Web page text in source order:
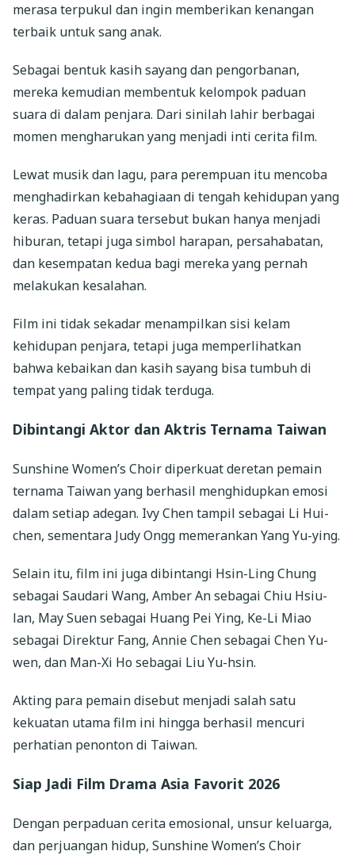
merasa terpukul dan ingin memberikan kenangan
terbaik untuk sang anak.
Sebagai bentuk kasih sayang dan pengorbanan,
mereka kemudian membentuk kelompok paduan
suara di dalam penjara. Dari sinilah lahir berbagai
momen mengharukan yang menjadi inti cerita film.
Lewat musik dan lagu, para perempuan itu mencoba
menghadirkan kebahagiaan di tengah kehidupan yang
keras. Paduan suara tersebut bukan hanya menjadi
hiburan, tetapi juga simbol harapan, persahabatan,
dan kesempatan kedua bagi mereka yang pernah
melakukan kesalahan.
Film ini tidak sekadar menampilkan sisi kelam
kehidupan penjara, tetapi juga memperlihatkan
bahwa kebaikan dan kasih sayang bisa tumbuh di
tempat yang paling tidak terduga.
Dibintangi Aktor dan Aktris Ternama Taiwan
Sunshine Women’s Choir diperkuat deretan pemain
ternama Taiwan yang berhasil menghidupkan emosi
dalam setiap adegan. Ivy Chen tampil sebagai Li Hui-
chen, sementara Judy Ongg memerankan Yang Yu-ying.
Selain itu, film ini juga dibintangi Hsin-Ling Chung
sebagai Saudari Wang, Amber An sebagai Chiu Hsiu-
lan, May Suen sebagai Huang Pei Ying, Ke-Li Miao
sebagai Direktur Fang, Annie Chen sebagai Chen Yu-
wen, dan Man-Xi Ho sebagai Liu Yu-hsin.
Akting para pemain disebut menjadi salah satu
kekuatan utama film ini hingga berhasil mencuri
perhatian penonton di Taiwan.
Siap Jadi Film Drama Asia Favorit 2026
Dengan perpaduan cerita emosional, unsur keluarga,
dan perjuangan hidup, Sunshine Women’s Choir